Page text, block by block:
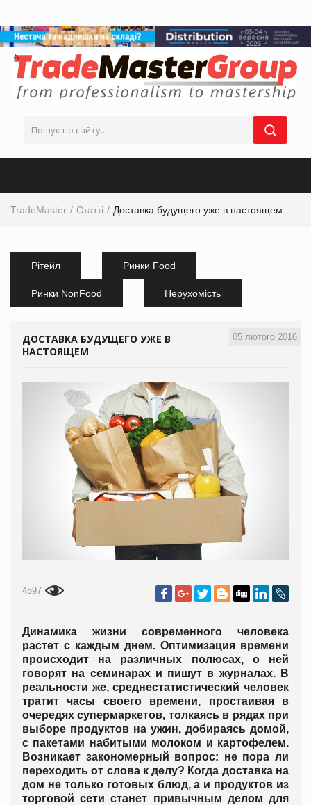
TradeMaster Статті Доставка будущего уже в настоящем
Рітейл Ринки Food
Ринки NonFood Нерухомість
05 лютого 2016
ДОСТАВКА БУДУЩЕГО УЖЕ В
НАСТОЯЩЕМ
4597
Динамика жизни современного человека
растет с каждым днем. Оптимизация времени
происходит на различных полюсах, о ней
говорят на семинарах и пишут в журналах. В
реальности же, среднестатистический человек
тратит часы своего времени, простаивая в
очередях супермаркетов, толкаясь в рядах при
выборе продуктов на ужин, добираясь домой,
с пакетами набитыми молоком и картофелем.
Возникает закономерный вопрос: не пора ли
переходить от слова к делу? Когда доставка на
дом не только готовых блюд, а и продуктов из
торговой сети станет привычным делом для